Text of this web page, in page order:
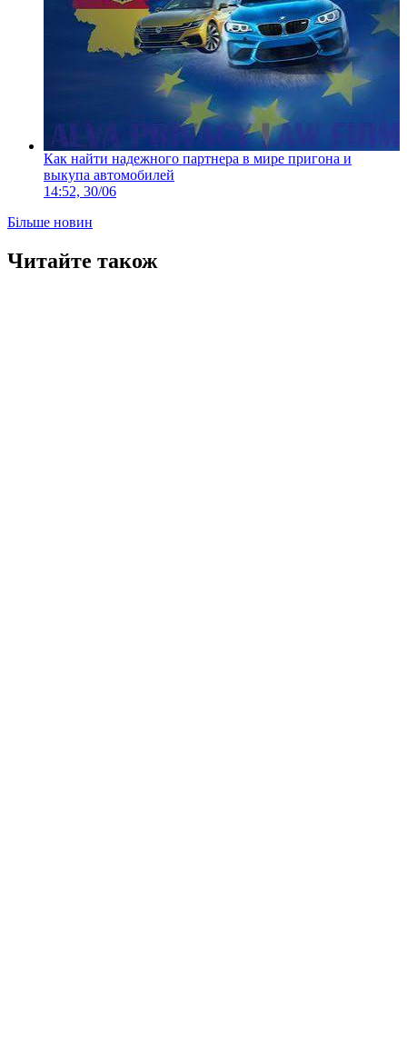
Как найти надежного партнера в мире пригона и
выкупа автомобилей
14:52, 30/06
Більше новин
Читайте також